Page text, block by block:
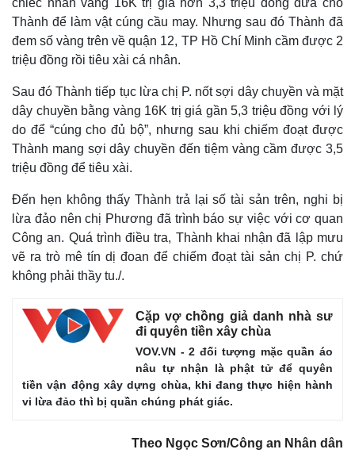
Thế giới
Cuộc sống đó đây
Hồ sơ
Ảnh
E-Magazine
Infographic
chiếc nhẫn vàng 16K trị giá hơn 3,3 triệu đồng đưa cho
Thành để làm vật cúng cầu may. Nhưng sau đó Thành đã
đem số vàng trên về quận 12, TP Hồ Chí Minh cầm được 2
triệu đồng rồi tiêu xài cá nhân.
Sau đó Thành tiếp tục lừa chị P. nốt sợi dây chuyền và mặt
dây chuyền bằng vàng 16K trị giá gần 5,3 triệu đồng với lý
do để “cúng cho đủ bộ”, nhưng sau khi chiếm đoạt được
Thành mang sợi dây chuyền đến tiệm vàng cầm được 3,5
triệu đồng để tiêu xài.
Đến hẹn không thấy Thành trả lại số tài sản trên, nghi bị
lừa đảo nên chị Phương đã trình báo sự việc với cơ quan
Công an. Quá trình điều tra, Thành khai nhận đã lập mưu
vẽ ra trò mê tín dị đoan để chiếm đoạt tài sản chị P. chứ
không phải thầy tu./.
Cặp vợ chồng giả danh nhà sư
đi quyên tiền xây chùa
VOV.VN - 2 đối tượng mặc quần áo
nâu tự nhận là phật tử để quyên
tiền vận động xây dựng chùa, khi đang thực hiện hành
vi lừa đảo thì bị quần chúng phát giác.
Theo Ngọc Sơn/Công an Nhân dân